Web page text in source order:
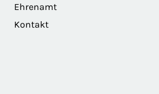
Ehrenamt
Kontakt